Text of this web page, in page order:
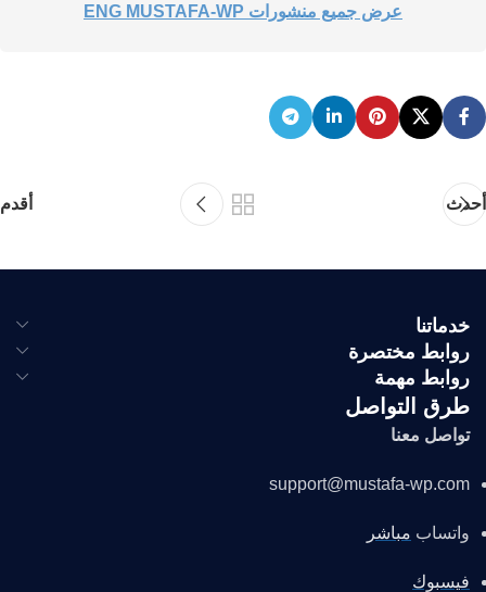
عرض جميع منشورات ENG MUSTAFA-WP
أحدث أقدم
خدماتنا
روابط مختصرة
روابط مهمة
طرق التواصل
تواصل معنا
support@mustafa-wp.com
واتساب مباشر
فيسبوك